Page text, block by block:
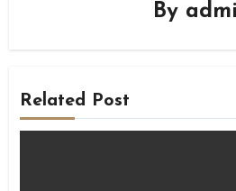
By
Related Post